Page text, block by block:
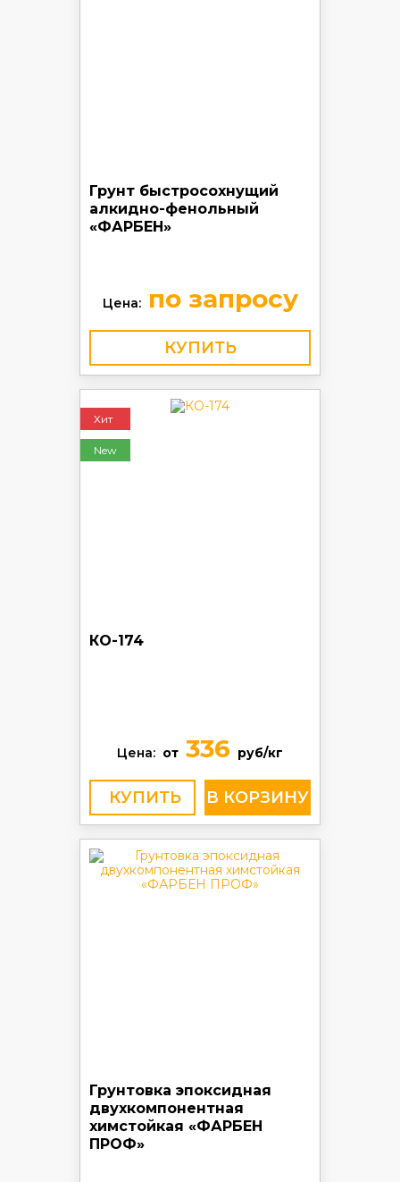
Грунт быстросохнущий
алкидно-фенольный
«ФАРБЕН»
Цена:по запросу
КУПИТЬ
Хит
New
КО-174
Цена: от 336 руб/кг
КУПИТЬ
Грунтовка эпоксидная
двухкомпонентная
химстойкая «ФАРБЕН
ПРОФ»